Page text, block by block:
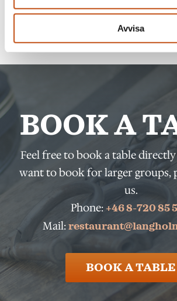
Avvisa
140 for adults and SEK 70 for
BOOK A
Feel free to book a table
want to book for larger groups,
us.
Phone: +46 8-720 85
Mail:
BOOK A TABLE